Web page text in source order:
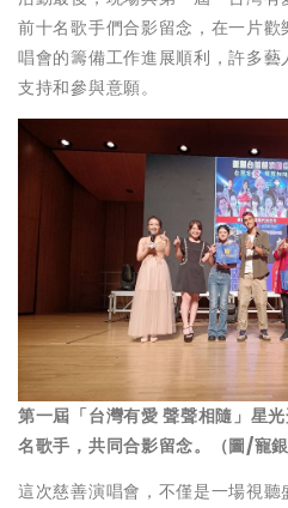
前十名歌手們合影留念，在一片
唱會的籌備工作進展順利，許多
支持和參與意願。
第一屆「台灣有愛 聲聲相隨」星
名歌手，共同合影留念。（圖/寵銀
這次慈善演唱會，不僅是一場視